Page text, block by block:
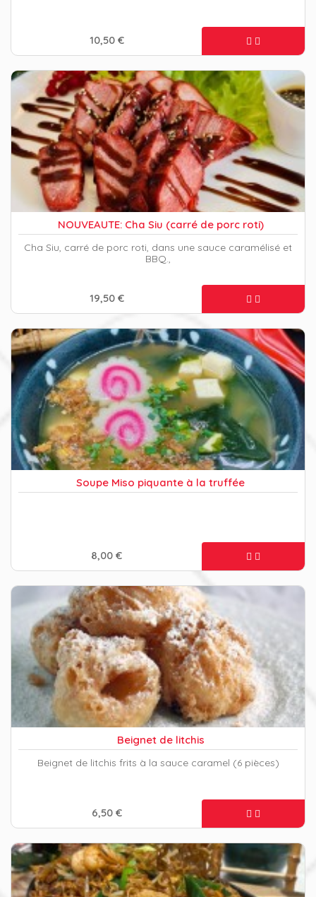
10,50 €
NOUVEAUTE: Cha Siu (carré de porc roti)
Cha Siu, carré de porc roti, dans une sauce caramélisé et
BBQ.,
19,50 €
Soupe Miso piquante à la truffée
8,00 €
Beignet de litchis
Beignet de litchis frits à la sauce caramel (6 pièces)
6,50 €